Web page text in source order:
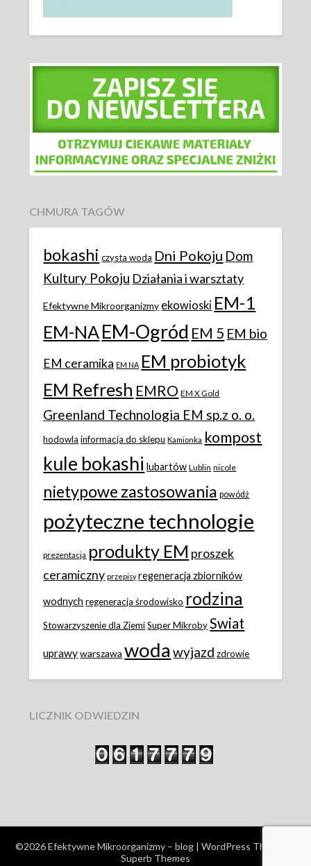
CHMURA TAGÓW
bokashi czysta woda Dni Pokoju Dom
Kultury Pokoju Działania i warsztaty
Efektywne Mikroorganizmy ekowioski EM-1
EM-NAEM-Ogród EM 5 EM bio
EM ceramika EM NA EM probiotyk
EM Refresh EMRO EM X Gold
Greenland Technologia EM sp.z o. o.
hodowla informacja do sklepu Kamionka kompost
kule bokashi lubartów Lublin nicole
nietypowe zastosowania powódż
pożyteczne technologie
prezentacja produkty EM proszek
ceramiczny przepisy regeneracja zbiorników
wodnych regeneracja środowisko rodzina
Stowarzyszenie dla Ziemi Super Mikroby Swiat
uprawy warszawa woda wyjazd zdrowie
LICZNIK ODWIEDZIN
©2026 Efektywne Mikroorganizmy – blog | WordPress Theme by
Superb Themes